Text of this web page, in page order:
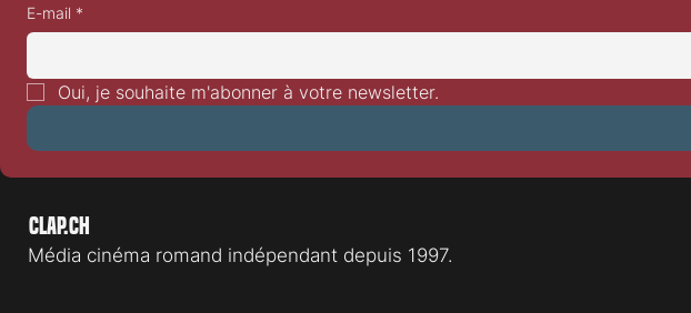
E-mail *
Oui, je souhaite m'abonner à votre newsletter.
Clap.ch
Média cinéma romand indépendant depuis 1997.